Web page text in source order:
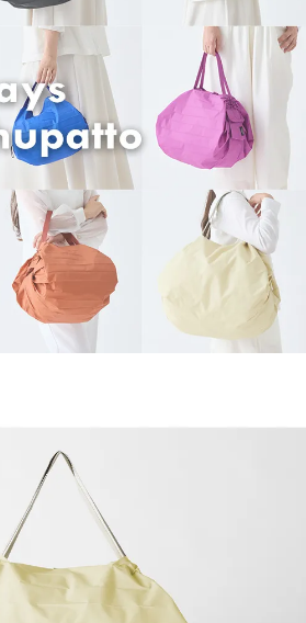
公司提供之「AFTEE先享後付」服務完成之交
提供個人資料，並將交易相關給付款項請求債
司。
請瀏覽以下網址：
得法定代理人或監護人之同意方可使用
同意申辦者引起之損失，本公司不負相關責
時，將依據個別帳號之用戶狀況，依本公司即
若仍有額度不足之情形，本公司將視審查結果
使用他人資訊註冊。若發現惡意使用之情形，
停止該用戶之使用額度並採取法律行動。